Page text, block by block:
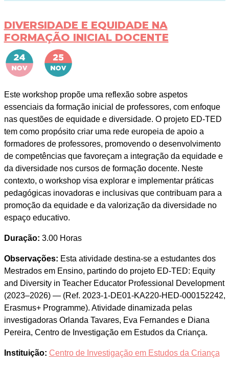
DIVERSIDADE E EQUIDADE NA
FORMAÇÃO INICIAL DOCENTE
Este workshop propõe uma reflexão sobre aspetos
essenciais da formação inicial de professores, com enfoque
nas questões de equidade e diversidade. O projeto ED-TED
tem como propósito criar uma rede europeia de apoio a
formadores de professores, promovendo o desenvolvimento
de competências que favoreçam a integração da equidade e
da diversidade nos cursos de formação docente. Neste
contexto, o workshop visa explorar e implementar práticas
pedagógicas inovadoras e inclusivas que contribuam para a
promoção da equidade e da valorização da diversidade no
espaço educativo.
Duração: 3.00 Horas
Observações: Esta atividade destina-se a estudantes dos
Mestrados em Ensino, partindo do projeto ED-TED: Equity
and Diversity in Teacher Educator Professional Development
(2023–2026) — (Ref. 2023-1-DE01-KA220-HED-000152242,
Erasmus+ Programme). Atividade dinamizada pelas
investigadoras Orlanda Tavares, Eva Fernandes e Diana
Pereira, Centro de Investigação em Estudos da Criança.
Instituição: Centro de Investigação em Estudos da Criança